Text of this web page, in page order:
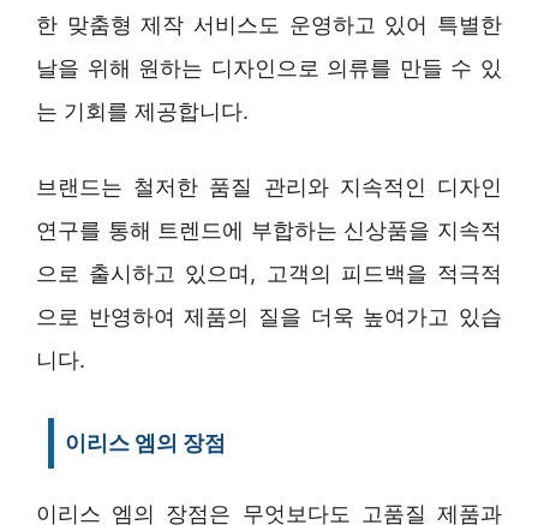
한 맞춤형 제작 서비스도 운영하고 있어 특별한
날을 위해 원하는 디자인으로 의류를 만들 수 있
는 기회를 제공합니다.
브랜드는 철저한 품질 관리와 지속적인 디자인
연구를 통해 트렌드에 부합하는 신상품을 지속적
으로 출시하고 있으며, 고객의 피드백을 적극적
으로 반영하여 제품의 질을 더욱 높여가고 있습
니다.
이리스 엠의 장점
이리스 엠의 장점은 무엇보다도 고품질 제품과